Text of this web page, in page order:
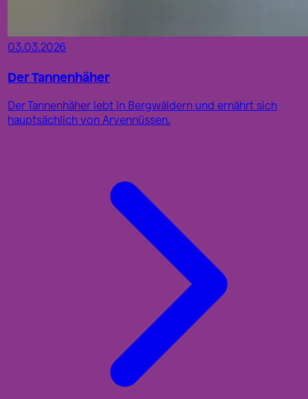
03.03.2026
Der Tannenhäher
Der Tannenhäher lebt in Bergwäldern und ernährt sich
hauptsächlich von Arvennüssen.